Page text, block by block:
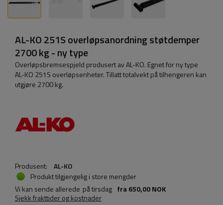
AL-KO 251S overløpsanordning støtdemper
2700 kg - ny type
Overløpsbremsespjeld produsert av AL-KO. Egnet for ny type
AL-KO 251S overløpsenheter. Tillatt totalvekt på tilhengeren kan
utgjøre 2700 kg.
Produsent:
AL-KO
Produkt tilgjengelig i store mengder
Vi kan sende allerede på tirsdag fra650,00 NOK
Sjekk frakttider og kostnader